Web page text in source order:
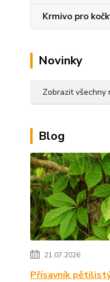
Krmivo pro
Novinky
Zobrazit všechny
Blog
21.07.2026
Přísavník